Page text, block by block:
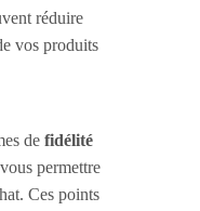
réduire
vos produits
de fidélité
permettre
Ces points